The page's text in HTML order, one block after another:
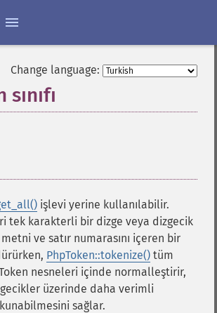
Change language:
işlevi yerine kullanılabilir.
tek karakterli bir dizge veya dizgecik
ve satır numarasını içeren bir
PhpToken::tokenize() tüm
nesneleri içinde normalleştirir,
üzerinde daha verimli
sağlar.